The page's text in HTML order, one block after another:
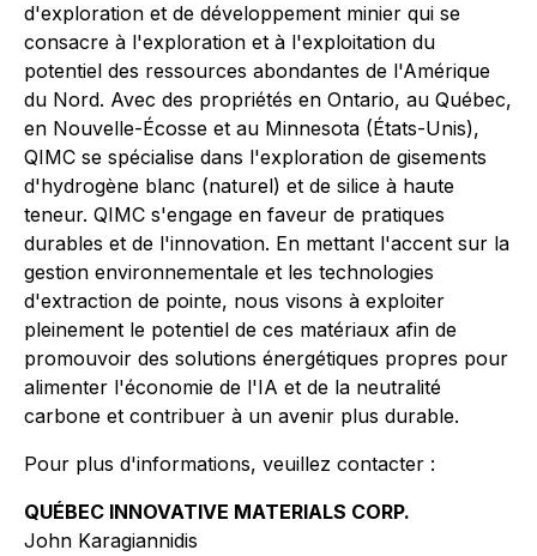
d'exploration et de développement minier qui se
consacre à l'exploration et à l'exploitation du
potentiel des ressources abondantes de l'Amérique
du Nord. Avec des propriétés en Ontario, au Québec,
en Nouvelle-Écosse et au Minnesota (États-Unis),
QIMC se spécialise dans l'exploration de gisements
d'hydrogène blanc (naturel) et de silice à haute
teneur. QIMC s'engage en faveur de pratiques
durables et de l'innovation. En mettant l'accent sur la
gestion environnementale et les technologies
d'extraction de pointe, nous visons à exploiter
pleinement le potentiel de ces matériaux afin de
promouvoir des solutions énergétiques propres pour
alimenter l'économie de l'IA et de la neutralité
carbone et contribuer à un avenir plus durable.
Pour plus d'informations, veuillez contacter :
QUÉBEC INNOVATIVE MATERIALS CORP.
John Karagiannidis